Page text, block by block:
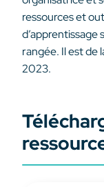
ressources et
d’apprentissage
rangée. Il est de
2023.